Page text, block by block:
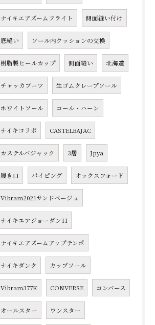
ナイキエアズームフライト 側面縫い付け
底縫い ソール内クッションの交換
樹脂製ヒールカップ 側面縫い 北海道
チャッカブーツ 生ゴムクレープソール
ホワイトソール コール・ハーン
ナイキコラボ CASTELBAJAC
カステルバジャック 3層 Jpya
履き口 パイピング オックスフォード
Vibram2021サンドベージュ
ナイキエアジョーダン11
ナイキエアズームアップテンポ
ナイキダンク カップソール
Vibram377K CONVERSE コンバース
オールスター ワンスター